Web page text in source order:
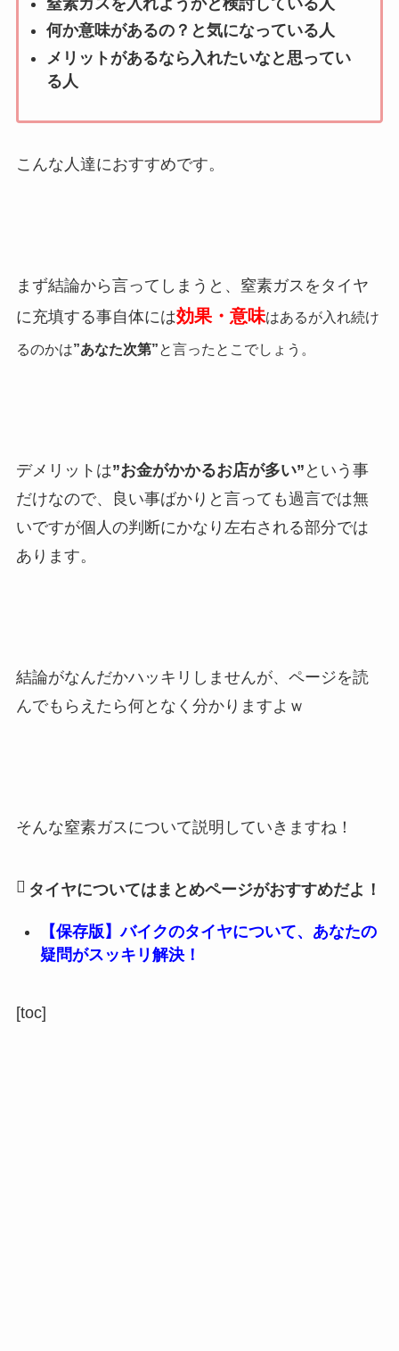
何か意味があるの？と気になっている人
メリットがあるなら入れたいなと思ってい
る人
こんな人達におすすめです。
まず結論から言ってしまうと、窒素ガスをタイヤ
に充填する事自体には効果・意味はあるが入れ続け
るのかは”あなた次第”と言ったとこでしょう。
デメリットは”お金がかかるお店が多い” という事
だけなので、良い事ばかりと言っても過言では無
いですが個人の判断にかなり左右される部分では
あります。
結論がなんだかハッキリしませんが、ページを読
んでもらえたら何となく分かりますよｗ
そんな窒素ガスについて説明していきますね！
タイヤについてはまとめページがおすすめだよ！
【保存版】バイクのタイヤについて、あなたの
疑問がスッキリ解決！
[toc]